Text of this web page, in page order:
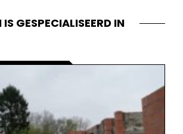
IS GESPECIALISEERD IN